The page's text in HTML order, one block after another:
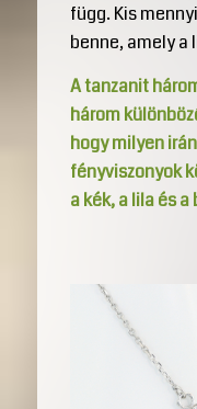
függ. Kis
benne, amely a
A tanzanit
három
hogy milyen
fényviszonyok
a kék, a lila és a